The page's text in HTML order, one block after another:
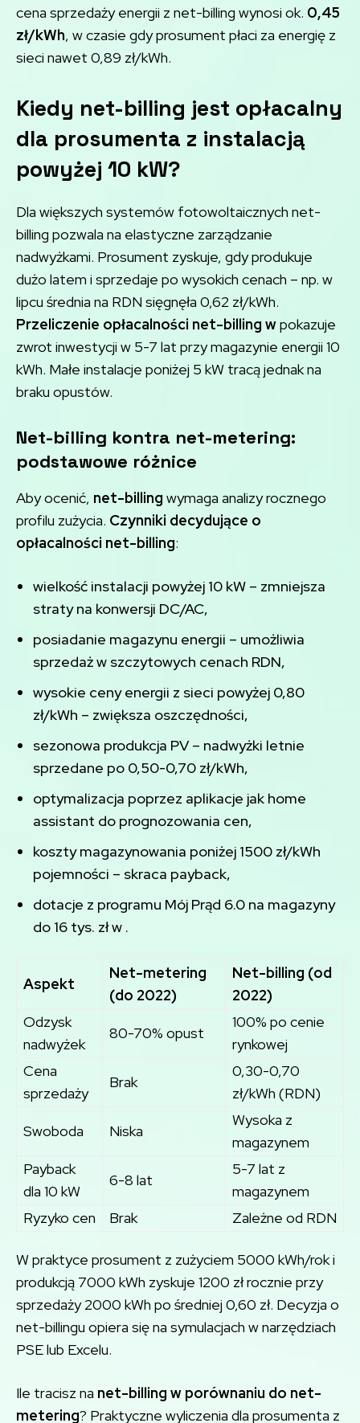
cena sprzedaży energii z net-billing wynosi ok. 0,45
zł/kWh, w czasie gdy prosument płaci za energię z
sieci nawet 0,89 zł/kWh.
Kiedy net-billing jest opłacalny
dla prosumenta z instalacją
powyżej 10 kW?
Dla większych systemów fotowoltaicznych net-
billing pozwala na elastyczne zarządzanie
nadwyżkami. Prosument zyskuje, gdy produkuje
dużo latem i sprzedaje po wysokich cenach – np. w
lipcu średnia na RDN sięgnęła 0,62 zł/kWh.
Przeliczenie opłacalności net-billing wpokazuje
zwrot inwestycji w 5-7 lat przy magazynie energii 10
kWh. Małe instalacje poniżej 5 kW tracą jednak na
braku opustów.
Net-billing kontra net-metering:
podstawowe różnice
Aby ocenić, net-billing wymaga analizy rocznego
profilu zużycia. Czynniki decydujące o
opłacalności net-billing:
wielkość instalacji powyżej 10 kW – zmniejsza
straty na konwersji DC/AC,
posiadanie magazynu energii – umożliwia
sprzedaż w szczytowych cenach RDN,
wysokie ceny energii z sieci powyżej 0,80
zł/kWh – zwiększa oszczędności,
sezonowa produkcja PV – nadwyżki letnie
sprzedane po 0,50-0,70 zł/kWh,
optymalizacja poprzez aplikacje jak home
assistant do prognozowania cen,
koszty magazynowania poniżej 1500 zł/kWh
pojemności – skraca payback,
dotacje z programu Mój Prąd 6.0 na magazyny
do 16 tys. zł w .
Aspekt
Net-metering
(do 2022)
Net-billing (od
2022)
Odzysk
nadwyżek
80-70% opust
100% po cenie
rynkowej
Cena
sprzedaży
Brak
0,30-0,70
zł/kWh (RDN)
Swoboda Niska
Wysoka z
magazynem
Payback
dla 10 kW
6-8 lat
5-7 lat z
magazynem
Ryzyko cen
Brak Zależne od RDN
W praktyce prosument z zużyciem 5000 kWh/rok i
produkcją 7000 kWh zyskuje 1200 zł rocznie przy
sprzedaży 2000 kWh po średniej 0,60 zł. Decyzja o
net-billingu opiera się na symulacjach w narzędziach
PSE lub Excelu.
Ile tracisz na net-billing w porównaniu do net-
metering? Praktyczne wyliczenia dla prosumenta z